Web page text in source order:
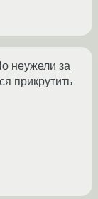
неужели за
прикрутить